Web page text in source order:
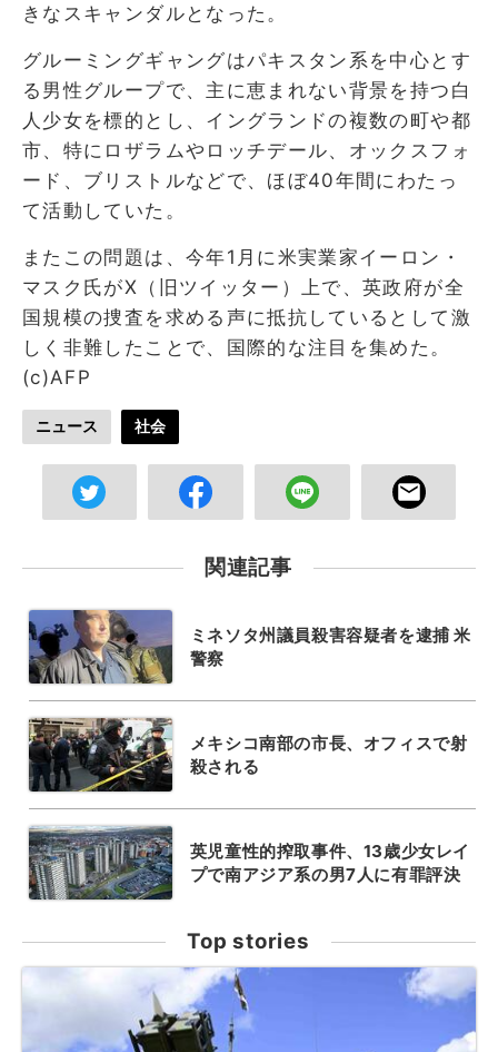
きなスキャンダルとなった。
グルーミングギャングはパキスタン系を中心とす
る男性グループで、主に恵まれない背景を持つ白
人少女を標的とし、イングランドの複数の町や都
市、特にロザラムやロッチデール、オックスフォ
ード、ブリストルなどで、ほぼ40年間にわたっ
て活動していた。
またこの問題は、今年1月に米実業家イーロン・
マスク氏がX（旧ツイッター）上で、英政府が全
国規模の捜査を求める声に抵抗しているとして激
しく非難したことで、国際的な注目を集めた。
(c)AFP
ニュース 社会
関連記事
ミネソタ州議員殺害容疑者を逮捕 米
警察
メキシコ南部の市長、オフィスで射
殺される
英児童性的搾取事件、13歳少女レイ
プで南アジア系の男7人に有罪評決
Top stories